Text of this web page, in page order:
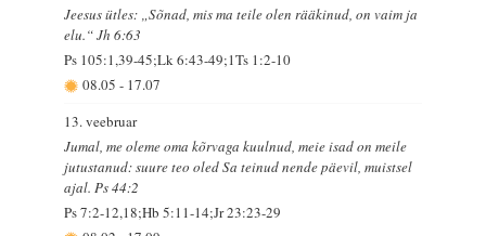
Jeesus ütles: „Sõnad, mis ma teile olen rääkinud, on vaim ja
elu.“ Jh 6:63
Ps 105:1,39-45;Lk 6:43-49;1Ts 1:2-10
08.05- 17.07
13. veebruar
Jumal, me oleme oma kõrvaga kuulnud, meie isad on meile
jutustanud: suure teo oled Sa teinud nende päevil, muistsel
ajal. Ps 44:2
Ps 7:2-12,18;Hb 5:11-14;Jr 23:23-29